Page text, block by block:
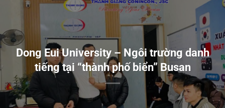
Dong Eui University – Ngôi trường danh
tiếng tại “thành phố biển” Busan